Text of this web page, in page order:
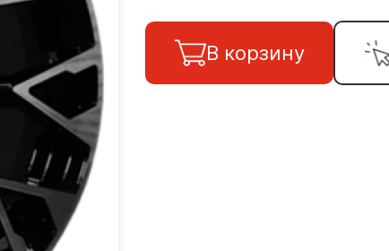
В корзину